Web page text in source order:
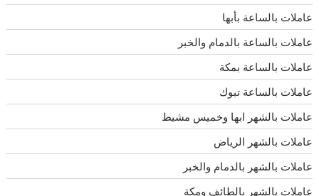
عاملات بالساعة بأبها
عاملات بالساعة بالدمام والخبر
عاملات بالساعة بمكة
عاملات بالساعة تبوك
عاملات بالشهر ابها وخميس مشيط
عاملات بالشهر الرياض
عاملات بالشهر بالدمام والخبر
عاملات بالشهر بالطائف ومكة